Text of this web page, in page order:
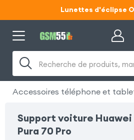
Lunettes d'éclipse
Code
Code
Recherche de produits,
Accessoires téléphone et
Support voiture Huawei
Pura 70 Pro